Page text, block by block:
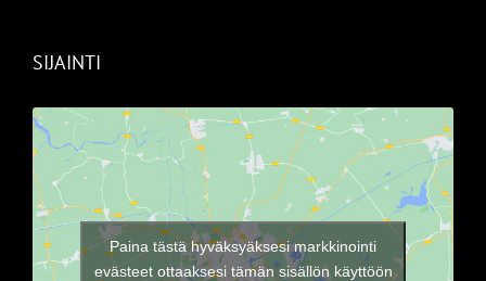
SIJAINTI
Paina tästä hyväksyäksesi markkinointi
evästeet ottaaksesi tämän sisällön käyttöön